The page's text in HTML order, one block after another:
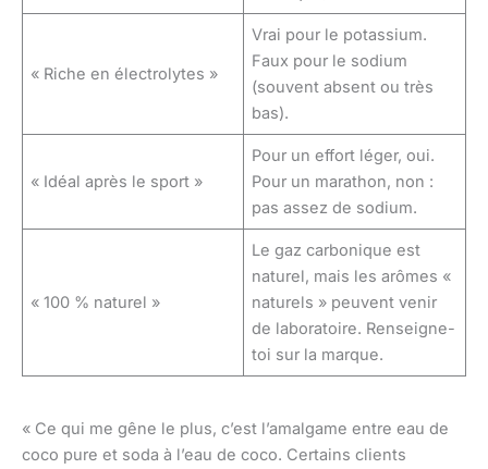
« Riche en électrolytes »
Vrai pour le potassium.
Faux pour le sodium
(souvent absent ou très
bas).
« Idéal après le sport »
Pour un effort léger, oui.
Pour un marathon, non :
pas assez de sodium.
« 100 % naturel »
Le gaz carbonique est
naturel, mais les arômes «
naturels » peuvent venir
de laboratoire. Renseigne-
toi sur la marque.
« Ce qui me gêne le plus, c’est l’amalgame entre eau de
coco pure et soda à l’eau de coco. Certains clients